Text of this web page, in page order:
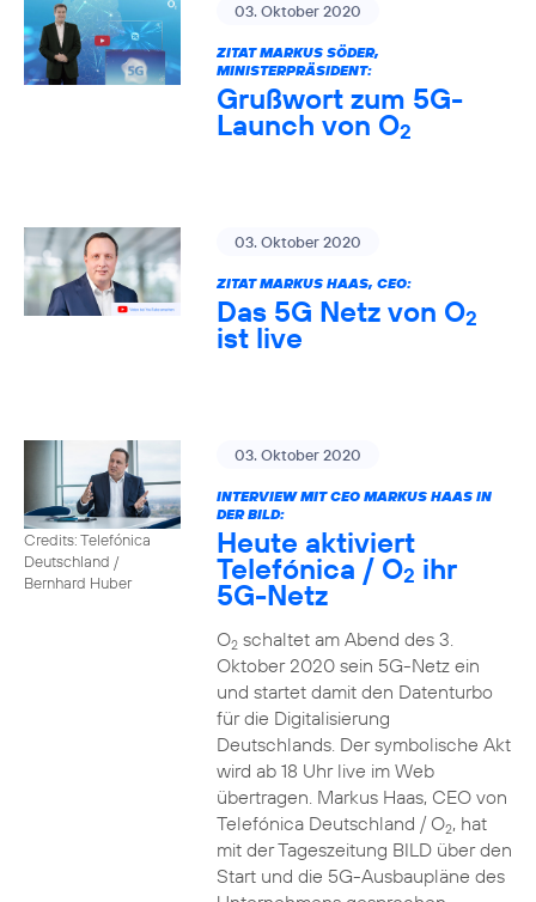
03. Oktober 2020
ZITAT MARKUS SÖDER,
MINISTERPRÄSIDENT:
Grußwort zum 5G-
Launch von O2
03. Oktober 2020
ZITAT MARKUS HAAS, CEO:
Das 5G Netz von O2
ist live
Credits: Telefónica
Deutschland /
Bernhard Huber
03. Oktober 2020
INTERVIEW MIT CEO MARKUS HAAS IN
DER BILD:
Heute aktiviert
Telefónica / O2 ihr
5G-Netz
O2schaltet am Abend des 3.
Oktober 2020 sein 5G-Netz ein
und startet damit den Datenturbo
für die Digitalisierung
Deutschlands. Der symbolische Akt
wird ab 18 Uhr live im Web
übertragen. Markus Haas, CEO von
Telefónica Deutschland / O2, hat
mit der Tageszeitung BILD über den
Start und die 5G-Ausbaupläne des